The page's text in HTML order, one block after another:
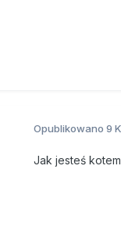
Opublikowano 9
Jak jesteś